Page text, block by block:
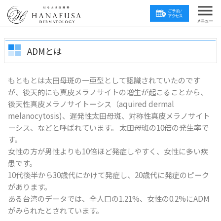
ADMとは
もともとは太田母斑の一亜型として認識されていたのです
が、後天的にも真皮メラノサイトの増生が起こることから、
後天性真皮メラノサイトーシス（aquired dermal
melanocytosis)、遅発性太田母斑、対称性真皮メラノサイト
ーシス、などと呼ばれています。 太田母斑の10倍の発生率で
す。
女性の方が男性よりも10倍ほど発症しやすく、女性に多い疾
患です。
10代後半から30歳代にかけて発症し、20歳代に発症のピーク
があります。
ある台湾のデータでは、全人口の1.21%、女性の0.2%にADM
がみられたとされています。